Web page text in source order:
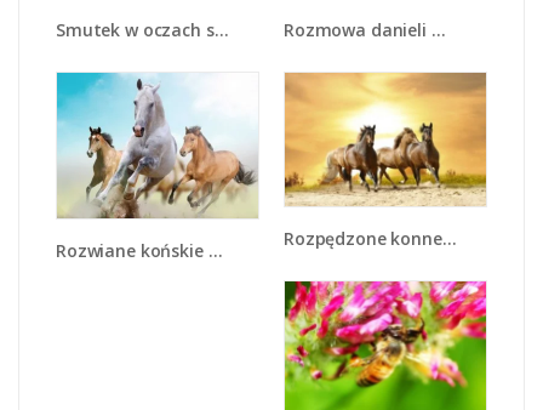
Smutek w oczach słonia - Z275 Rozmowa danieli w lesie - Z225
Rozwiane końskie grzywy - Z248 Rozpędzone konne stado - Z030